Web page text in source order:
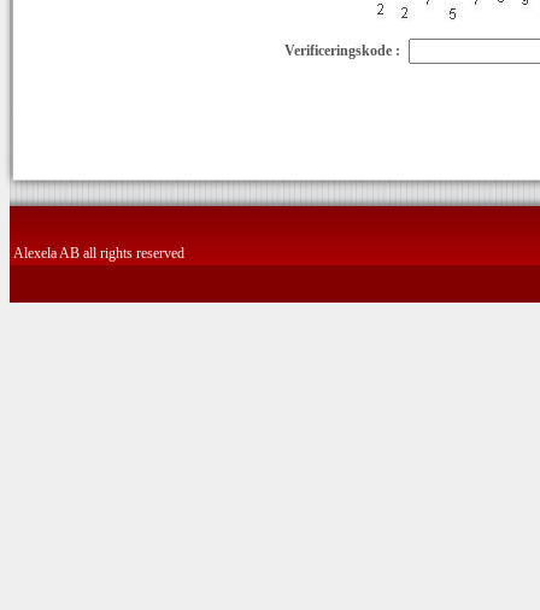
Verificeringskode :
Alexela AB all rights reserved